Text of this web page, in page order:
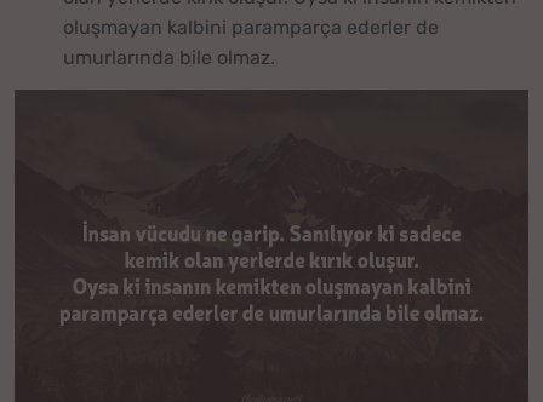
oluşmayan kalbini paramparça ederler de
umurlarında bile olmaz.